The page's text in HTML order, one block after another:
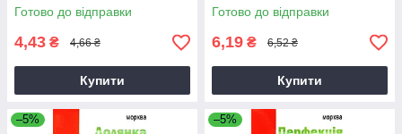
Готово до відправки
4,43 ₴ 4,66 ₴
Купити
Готово до відправки
6,19 ₴ 6,52 ₴
Купити
–5% –5%